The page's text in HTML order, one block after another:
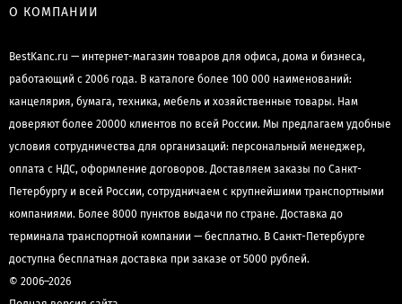
О КОМПАНИИ
BestKanc.ru — интернет-магазин товаров для офиса, дома и бизнеса,
работающий с 2006 года. В каталоге более 100 000 наименований:
канцелярия, бумага, техника, мебель и хозяйственные товары. Нам
доверяют более 20000 клиентов по всей России. Мы предлагаем удобные
условия сотрудничества для организаций: персональный менеджер,
оплата с НДС, оформление договоров. Доставляем заказы по Санкт-
Петербургу и всей России, сотрудничаем с крупнейшими транспортными
компаниями. Более 8000 пунктов выдачи по стране. Доставка до
терминала транспортной компании — бесплатно. В Санкт-Петербурге
доступна бесплатная доставка при заказе от 5000 рублей.
© 2006–2026